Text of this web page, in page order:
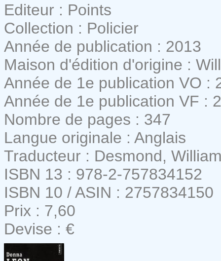
Editeur : Points
Collection : Policier
Année de publication : 2013
Maison d'édition d'origine :
Année de 1e publication VO :
Année de 1e publication VF :
Nombre de pages : 347
Langue originale : Anglais
Traducteur : Desmond,
ISBN 13 : 978-2-757834152
ISBN 10 / ASIN : 2757834150
Prix : 7,60
Devise : €